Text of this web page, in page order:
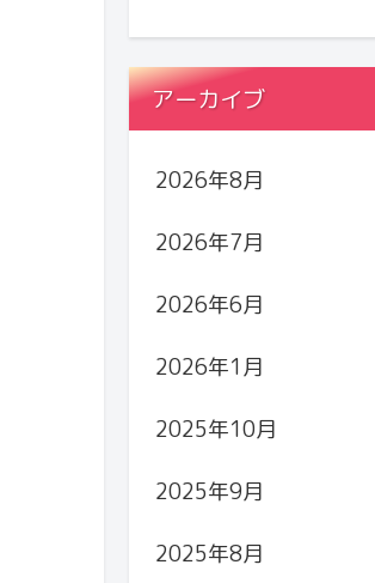
アーカイブ
2026年8月
2026年7月
2026年6月
2026年1月
2025年10月
2025年9月
2025年8月